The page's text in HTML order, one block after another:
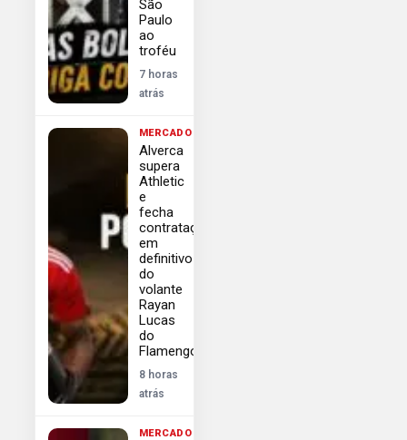
São
Paulo
ao
troféu
7 horas
atrás
MERCADO
Alverca
supera
Athletic
e
fecha
contratação
em
definitivo
do
volante
Rayan
Lucas
do
Flamengo
8 horas
atrás
MERCADO